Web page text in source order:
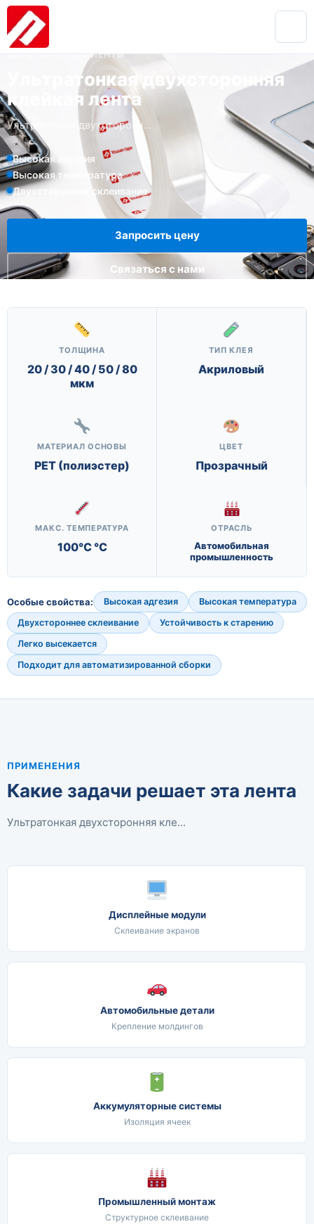
ДВУСТОРОННИЕ ЛЕНТЫ
Ультратонкая двухсторонняя
клейкая лента
Ультратонкая двухсторонн...
Высокая адгезия
Высокая температура
Двухстороннее склеивание
Запросить цену
Связаться с нами
ТОЛЩИНА
20 / 30 / 40 / 50 / 80
мкм
ТИП КЛЕЯ
Акриловый
МАТЕРИАЛ ОСНОВЫ
PET (полиэстер)
ЦВЕТ
Прозрачный
МАКС. ТЕМПЕРАТУРА
100°C °C
ОТРАСЛЬ
Автомобильная
промышленность
Особые свойства: Высокая адгезия
Высокая температура
Двухстороннее склеивание
Устойчивость к старению
Легко высекается
Подходит для автоматизированной сборки
ПРИМЕНЕНИЯ
Какие задачи решает эта лента
Ультратонкая двухсторонняя кле...
Дисплейные модули
Склеивание экранов
Автомобильные детали
Крепление молдингов
Аккумуляторные системы
Изоляция ячеек
Промышленный монтаж
Структурное склеивание